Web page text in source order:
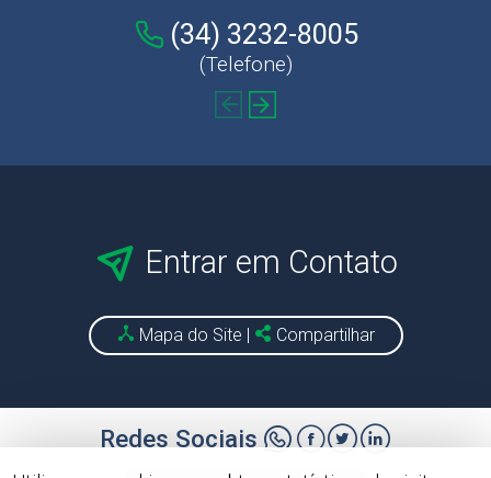
(34) 99679-8006
(Whatsapp)
Entrar em Contato
Mapa do Site Compartilhar
Redes Sociais